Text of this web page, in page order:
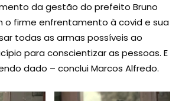
da gestão do prefeito Bruno
o firme enfrentamento à covid e sua
todas as armas possíveis ao
para conscientizar as pessoas. E
dado – conclui Marcos Alfredo.